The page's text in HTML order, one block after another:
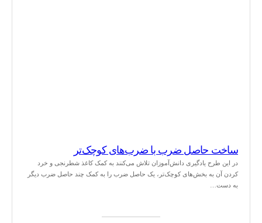
ساخت حاصل ضرب با ضرب‌های کوچک‌تر
در این طرح یادگیری دانش‌آموزان تلاش می‌کنند به کمک کاغذ شطرنجی و خرد
کردن آن به بخش‌های کوچک‌تر، یک حاصل ضرب را به کمک چند حاصل ضرب دیگر
به دست…